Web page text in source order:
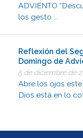
ADVIENTO
los gesto ...
Reflexión del
Domingo de
5 de diciembre de
Abre los ojos
Dios está en lo